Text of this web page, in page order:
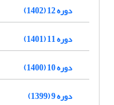
دوره 12 (1402)
دوره 11 (1401)
دوره 10 (1400)
دوره 9 (1399)